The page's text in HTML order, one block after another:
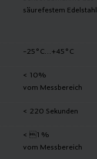
säurefestem Edelstahl
-25°C…+45°C
< 10%
vom Messbereich
< 220 Sekunden
< 1 %
vom Messbereich